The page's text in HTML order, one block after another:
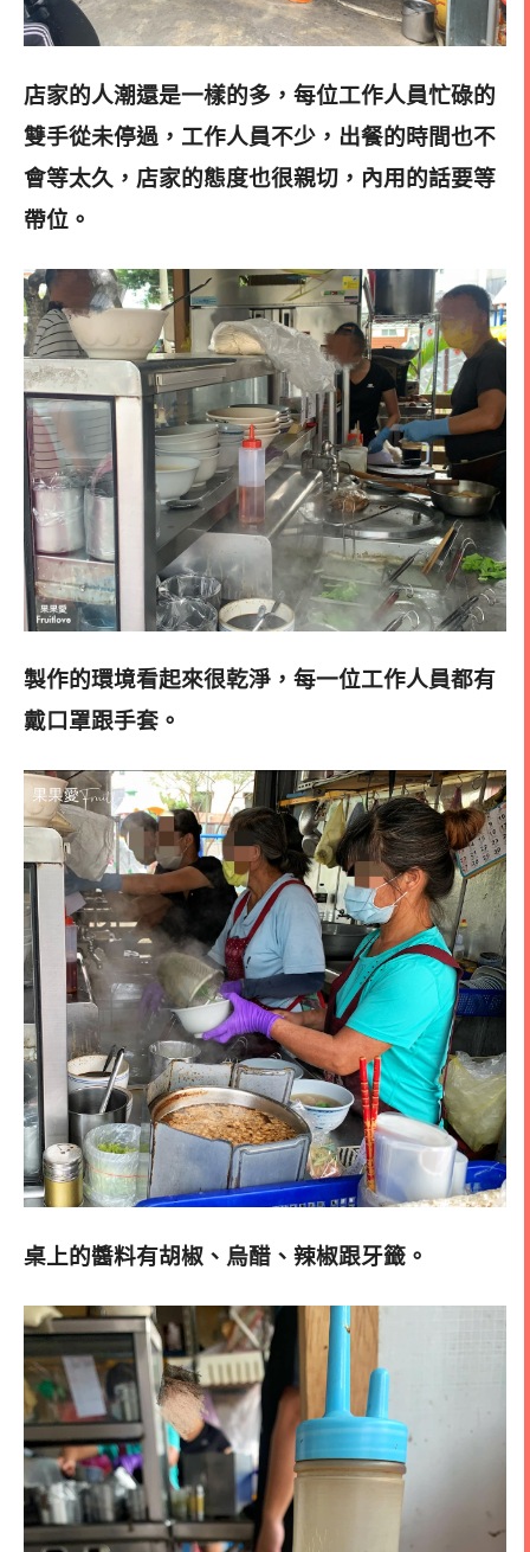
店家的人潮還是一樣的多，每位工作人員忙碌的
雙手從未停過，工作人員不少，出餐的時間也不
會等太久，店家的態度也很親切，內用的話要等
帶位。
製作的環境看起來很乾淨，每一位工作人員都有
戴口罩跟手套。
桌上的醬料有胡椒、烏醋、辣椒跟牙籤。